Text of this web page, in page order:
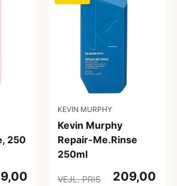
250
KEVIN MURPHY
Kevin Murphy
Repair-Me.Rinse
250ml
VEJL. PRIS
209,00